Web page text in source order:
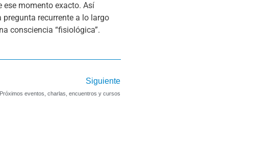
ese momento exacto. Así
recurrente a lo largo
consciencia “fisiológica”.
Siguiente
Próximos eventos, charlas, encuentros y cursos
Siguiente